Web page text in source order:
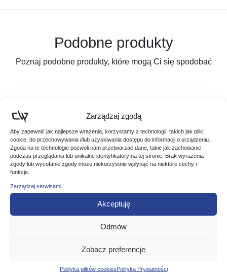
Zarządzaj zgodą
Aby zapewnić jak najlepsze wrażenia, korzystamy z technologii, takich jak pliki
cookie, do przechowywania i/lub uzyskiwania dostępu do informacji o urządzeniu.
Zgoda na te technologie pozwoli nam przetwarzać dane, takie jak zachowanie
podczas przeglądania lub unikalne identyfikatory na tej stronie. Brak wyrażenia
zgody lub wycofanie zgody może niekorzystnie wpłynąć na niektóre cechy i
funkcje.
Zarządzaj serwisami
Akceptuję
Odmów
Zobacz preferencje
Polityka plików cookiesPolityka Prywatności
Podobne produkty
Poznaj podobne produkty, które mogą Ci się spodobać
Stonfo Portfel Na Przypony 20cm AS-627
schowek do gotowych przyponów. Super wykonanie i niska
cena. Wymiary: 23/10/1,5cm